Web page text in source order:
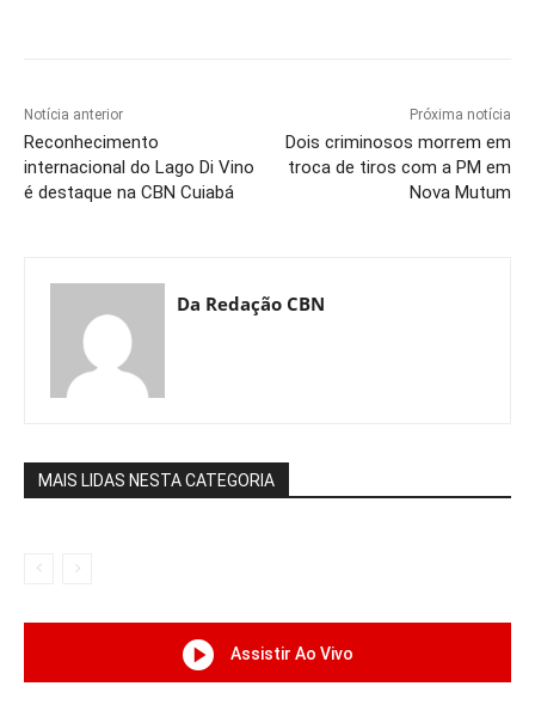
Notícia anterior
Reconhecimento
internacional do Lago Di Vino
é destaque na CBN Cuiabá
Próxima notícia
Dois criminosos morrem em
troca de tiros com a PM em
Nova Mutum
Da Redação CBN
MAIS LIDAS NESTA CATEGORIA
Assistir Ao Vivo